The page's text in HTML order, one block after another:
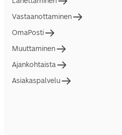
Vastaanottaminen
OmaPosti
Muuttaminen
Ajankohtaista
Asiakaspalvelu